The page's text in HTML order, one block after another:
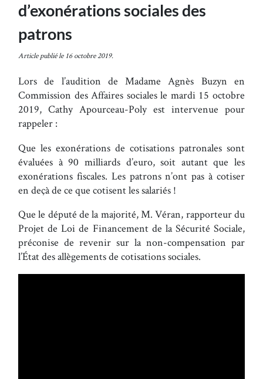
d’exonérations sociales des
patrons
Article publié le 16 octobre 2019.
Lors de l’audition de Madame Agnès Buzyn en
Commission des Affaires sociales le mardi 15 octobre
2019, Cathy Apourceau-Poly est intervenue pour
rappeler :
Que les exonérations de cotisations patronales sont
évaluées à 90 milliards d’euro, soit autant que les
exonérations fiscales. Les patrons n’ont pas à cotiser
en deçà de ce que cotisent les salariés !
Que le député de la majorité, M. Véran, rapporteur du
Projet de Loi de Financement de la Sécurité Sociale,
préconise de revenir sur la non-compensation par
l’État des allègements de cotisations sociales.